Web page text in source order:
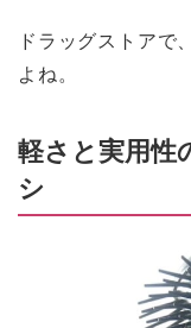
ドラッグストアで
よね。
軽さと実用性
シ